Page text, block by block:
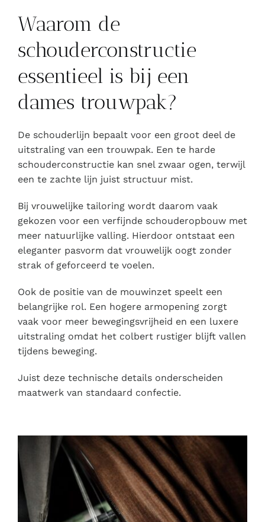
Waarom de
schouderconstructie
essentieel is bij een
dames trouwpak?
De schouderlijn bepaalt voor een groot deel de
uitstraling van een trouwpak. Een te harde
schouderconstructie kan snel zwaar ogen, terwijl
een te zachte lijn juist structuur mist.
Bij vrouwelijke tailoring wordt daarom vaak
gekozen voor een verfijnde schouderopbouw met
meer natuurlijke valling. Hierdoor ontstaat een
eleganter pasvorm dat vrouwelijk oogt zonder
strak of geforceerd te voelen.
Ook de positie van de mouwinzet speelt een
belangrijke rol. Een hogere armopening zorgt
vaak voor meer bewegingsvrijheid en een luxere
uitstraling omdat het colbert rustiger blijft vallen
tijdens beweging.
Juist deze technische details onderscheiden
maatwerk van standaard confectie.